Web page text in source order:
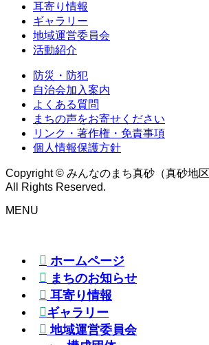
耳寄り情報
ギャラリー
地域運営委員会
活動紹介
防災・防犯
自治会加入案内
よくある質問
まちの声をお寄せください
リンク・著作権・免責事項
個人情報保護方針
Copyright © みんなのまち真砂（真砂地区
All Rights Reserved.
MENU
ホームページ
まちのお知らせ
耳寄り情報
ギャラリー
地域運営委員会